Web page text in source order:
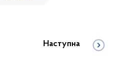
Наступна